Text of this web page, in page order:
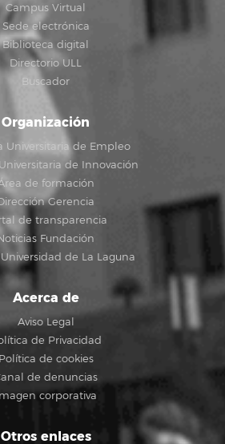
Campus Virtual
Sede electrónica
Biblioteca digital
Directorio ULL
Buscador
Organización
Universitaria de Empleo
de Innovación
de formación
Gerencia
de transparencia
Fundación
de La Laguna
Acerca de
Aviso Legal
de Privacidad
Política de cookies
de denuncias
corporativa
Otros enlaces